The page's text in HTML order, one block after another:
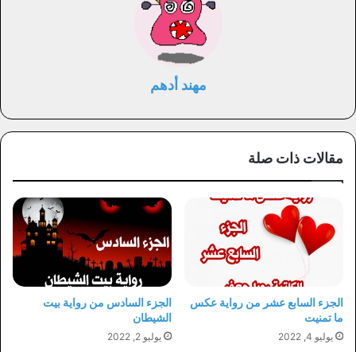
مهند أدهم
مقالات ذات صلة
الجزء السابع عشر من رواية عكس
ما تمنيت
يوليو 4, 2022
الجزء السادس من رواية بيت
الشيطان
يوليو 2, 2022